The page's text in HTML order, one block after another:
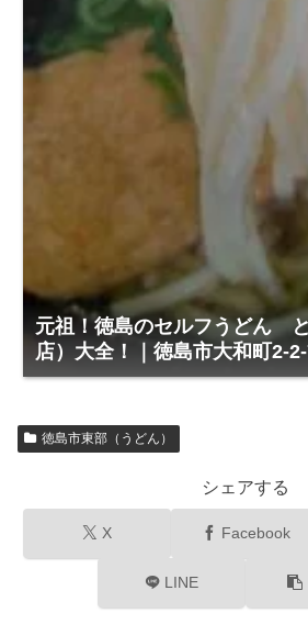
元祖！徳島のセルフうどん
店）大全！｜徳島市大和町2-
徳島市東部（うどん）
シェアする
X Facebook
LINE